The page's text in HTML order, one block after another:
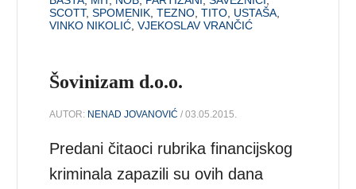
SCOTT,SPOMENIK ,TEZNO ,TITO USTAŠA
VINKO NIKOLIĆ ,VJEKOSLAV VRANČIĆ
Šovinizam d.o.o.
AUTOR: NENAD JOVANOVIĆ / 03.05.2015.
Predani čitaoci rubrika financijskog
kriminala zapazili su ovih dana